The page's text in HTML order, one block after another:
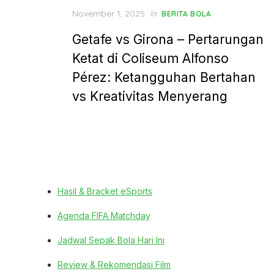
Posted
November 1, 2025 in BERITA BOLA
Getafe vs Girona – Pertarungan
Ketat di Coliseum Alfonso
Pérez: Ketangguhan Bertahan
vs Kreativitas Menyerang
Hasil & Bracket eSports
Agenda FIFA Matchday
Jadwal Sepak Bola Hari Ini
Review & Rekomendasi Film